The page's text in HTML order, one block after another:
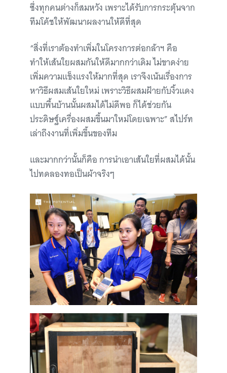
ซึ่งทุกคนต่างก็สมหวัง เพราะได้รับการกระตุ้นจาก
ทีมโค้ชให้พัฒนาผลงานให้ดีที่สุด
“สิ่งที่เราต้องทำเพิ่มในโครงการต่อกล้าฯ คือ
ทำให้เส้นใยผสมกันให้ดีมากกว่าเดิม ไม่ขาดง่าย
เพิ่มความแข็งแรงให้มากที่สุด เราจึงเน้นเรื่องการ
หาวิธีผสมเส้นใยใหม่ เพราะวิธีผสมฝ้ายกับงิ้วแดง
แบบพื้นบ้านนั้นผสมได้ไม่ดีพอ ก็ได้ช่วยกัน
ประดิษฐ์เครื่องผสมขึ้นมาใหม่โดยเฉพาะ” สไปร์ท
เล่าถึงงานที่เพิ่มขึ้นของทีม
และมากกว่านั้นก็คือ การนำเอาเส้นใยที่ผสมได้นั้น
ไปทดลองทอเป็นผ้าจริงๆ